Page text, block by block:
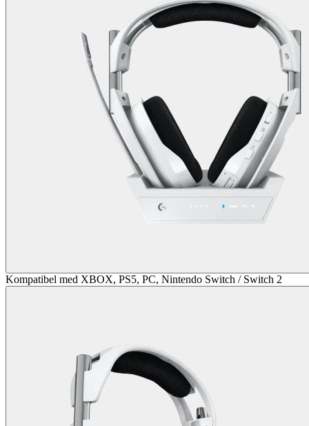
Kompatibel med XBOX, PS5, PC, Nintendo Switch / Switch 2